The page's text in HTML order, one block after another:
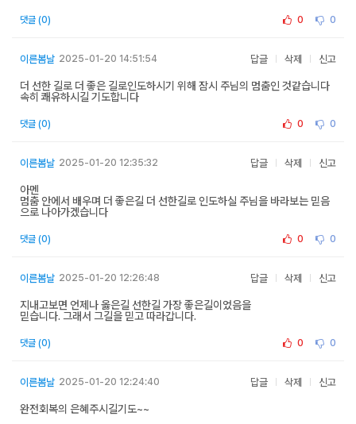
댓글 (0) 0 0
이른봄날 2025-01-20 14:51:54 답글 삭제 신고
더 선한 길로 더 좋은 길로인도하시기 위해 잠시 주님의 멈춤인 것같습니다
속히 쾌유하시길 기도합니다
댓글 (0) 0 0
이른봄날 2025-01-20 12:35:32 답글 삭제 신고
아멘
멈춤 안에서 배우며 더 좋은길 더 선한길로 인도하실 주님을 바라보는 믿음
으로 나아가겠습니다
댓글 (0) 0 0
이른봄날 2025-01-20 12:26:48 답글 삭제 신고
지내고보면 언제나 옳은길 선한길 가장 좋은길이었음을
믿습니다. 그래서 그길을 믿고 따라갑니다.
댓글 (0) 0 0
이른봄날 2025-01-20 12:24:40 답글 삭제 신고
완전회복의 은혜주시길기도~~